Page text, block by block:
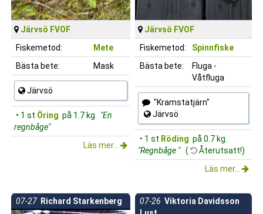
Järvsö FVOF
Fiskemetod:
Mete
Bästa bete:
Mask
Järvsö
• 1 st Öring på 1.7 kg.
"En
regnbåge"
Läs mer...
Järvsö FVOF
Fiskemetod:
Spinnfiske
Bästa bete:
Fluga -
Våtfluga
"Kramstatjärn"
Järvsö
• 1 st Röding på 0.7 kg.
"Regnbåge " (
Återutsatt!)
Läs mer...
07-27 Richard Starkenberg 07-26 Viktoria Davidsson